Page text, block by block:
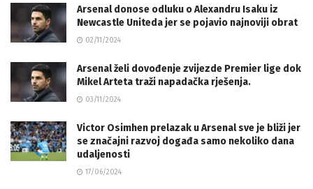
Arsenal donose odluku o Alexandru Isaku iz
Newcastle Uniteda jer se pojavio najnoviji obrat
02/11/2024
Arsenal želi dovođenje zvijezde Premier lige dok
Mikel Arteta traži napadačka rješenja.
03/11/2024
Victor Osimhen prelazak u Arsenal sve je bliži jer
se značajni razvoj događa samo nekoliko dana
udaljenosti
17/06/2024